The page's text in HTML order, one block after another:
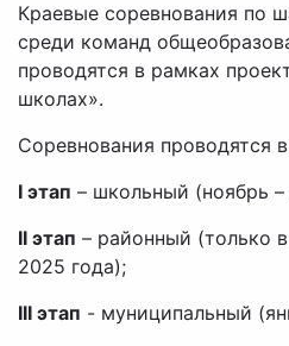
Краевые соревнования по
среди команд
проводятся в рамках
школах».
Соревнования проводятся
I этап – школьный (ноябрь
II этап – районный (только
2025 года);
III этап - муниципальный